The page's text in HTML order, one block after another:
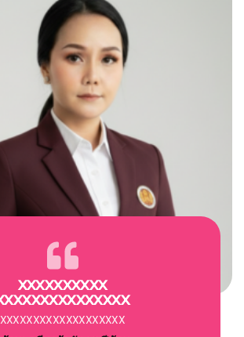
XXXXXXXXXX
XXXXXXXXXXXXXXXXXXX